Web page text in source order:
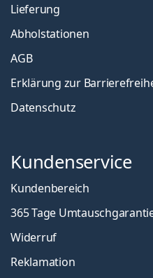
Lieferung
Abholstationen
AGB
Erklärung zur
Datenschutz
Kundenservice
Kundenbereich
365 Tage
Widerruf
Reklamation